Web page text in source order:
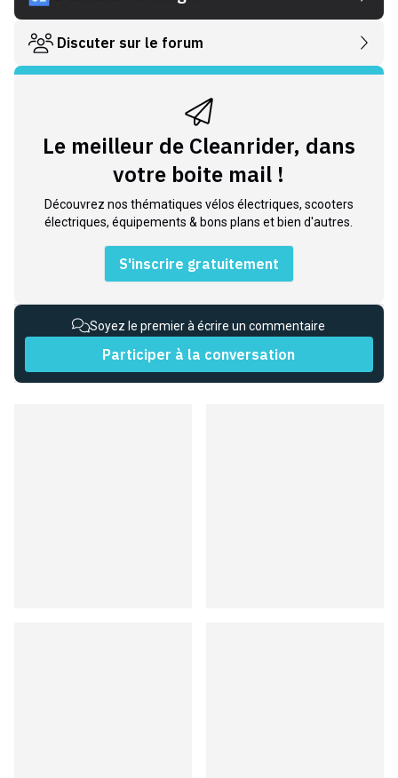
Discuter sur le forum
Le meilleur de Cleanrider, dans
votre boite mail !
Découvrez nos thématiques vélos électriques, scooters
électriques, équipements & bons plans et bien d'autres.
S'inscrire gratuitement
Soyez le premier à écrire un commentaire
Participer à la conversation